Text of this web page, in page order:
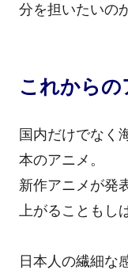
分を担いたいの
これから
国内だけでなく
本のアニメ。
新作アニメが発
上がることもし
日本人の繊細な